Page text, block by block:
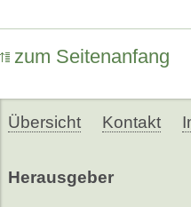
zum Seitenanfang
Übersicht Kontakt
Herausgeber